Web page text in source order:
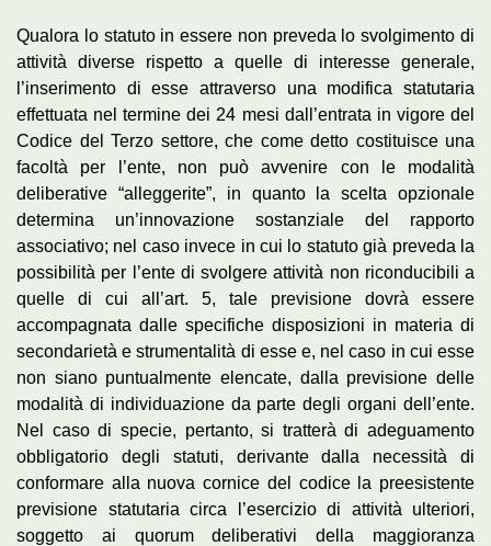
Qualora lo statuto in essere non preveda lo svolgimento di
attività diverse rispetto a quelle di interesse generale,
l’inserimento di esse attraverso una modifica statutaria
effettuata nel termine dei 24 mesi dall’entrata in vigore del
Codice del Terzo settore, che come detto costituisce una
facoltà per l’ente, non può avvenire con le modalità
deliberative “alleggerite”, in quanto la scelta opzionale
determina un’innovazione sostanziale del rapporto
associativo; nel caso invece in cui lo statuto già preveda la
possibilità per l’ente di svolgere attività non riconducibili a
quelle di cui all’art. 5, tale previsione dovrà essere
accompagnata dalle specifiche disposizioni in materia di
secondarietà e strumentalità di esse e, nel caso in cui esse
non siano puntualmente elencate, dalla previsione delle
modalità di individuazione da parte degli organi dell’ente.
Nel caso di specie, pertanto, si tratterà di adeguamento
obbligatorio degli statuti, derivante dalla necessità di
conformare alla nuova cornice del codice la preesistente
previsione statutaria circa l’esercizio di attività ulteriori,
soggetto ai quorum deliberativi della maggioranza